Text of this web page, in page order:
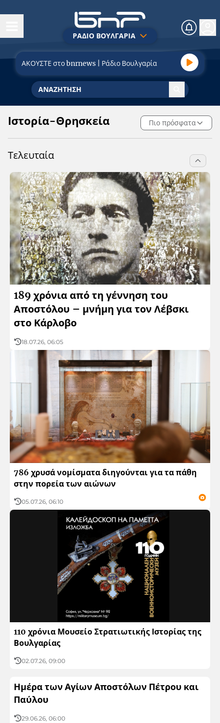
ΡΑΔΙΟ ΒΟΥΛΓΑΡΙΑ
ΑΚΟΥΣΤΕ στο bnrnews | Ράδιο Βουλγαρία
Σήμερα
Ειδήσεις
Κοινωνία
Πολιτική
Τουρισμός
Αθλητισμός
Μουσική
Πολιτισμός
Ιστορία-Θρησκεία
Φολκλόρ
Προσωπικότητες
90 Χρόνια Ράδιο Βουλγαρία
Σχετικά με τη BΕΡ
Η παιδική ΒΕΡ
Αρχείο ΒΕΡ
Ιστορία-Θρησκεία Πιο πρόσφατα
Τελευταία
189 χρόνια από τη γέννηση του
Αποστόλου – μνήμη για τον Λέβσκι
στο Κάρλοβο
18.07.26, 06:05
786 χρυσά νομίσματα διηγούνται για τα πάθη
στην πορεία των αιώνων
05.07.26, 06:10
110 χρόνια Μουσείο Στρατιωτικής Ιστορίας της
Βουλγαρίας
02.07.26, 09:00
Ημέρα των Αγίων Αποστόλων Πέτρου και
Παύλου
29.06.26, 06:00